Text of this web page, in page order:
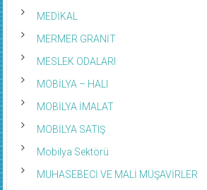
MEDİKAL
MERMER GRANİT
MESLEK ODALARI
MOBİLYA – HALI
MOBİLYA İMALAT
MOBİLYA SATIŞ
Mobilya Sektörü
MUHASEBECİ VE MALİ MÜŞAVİRLER